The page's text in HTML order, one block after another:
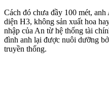
Cách đó chưa đầy 100 mét,
diện H3, không sản xuất hoa
nhập của An từ hệ thống tài
đình anh lại được nuôi dưỡng
truyền thống.